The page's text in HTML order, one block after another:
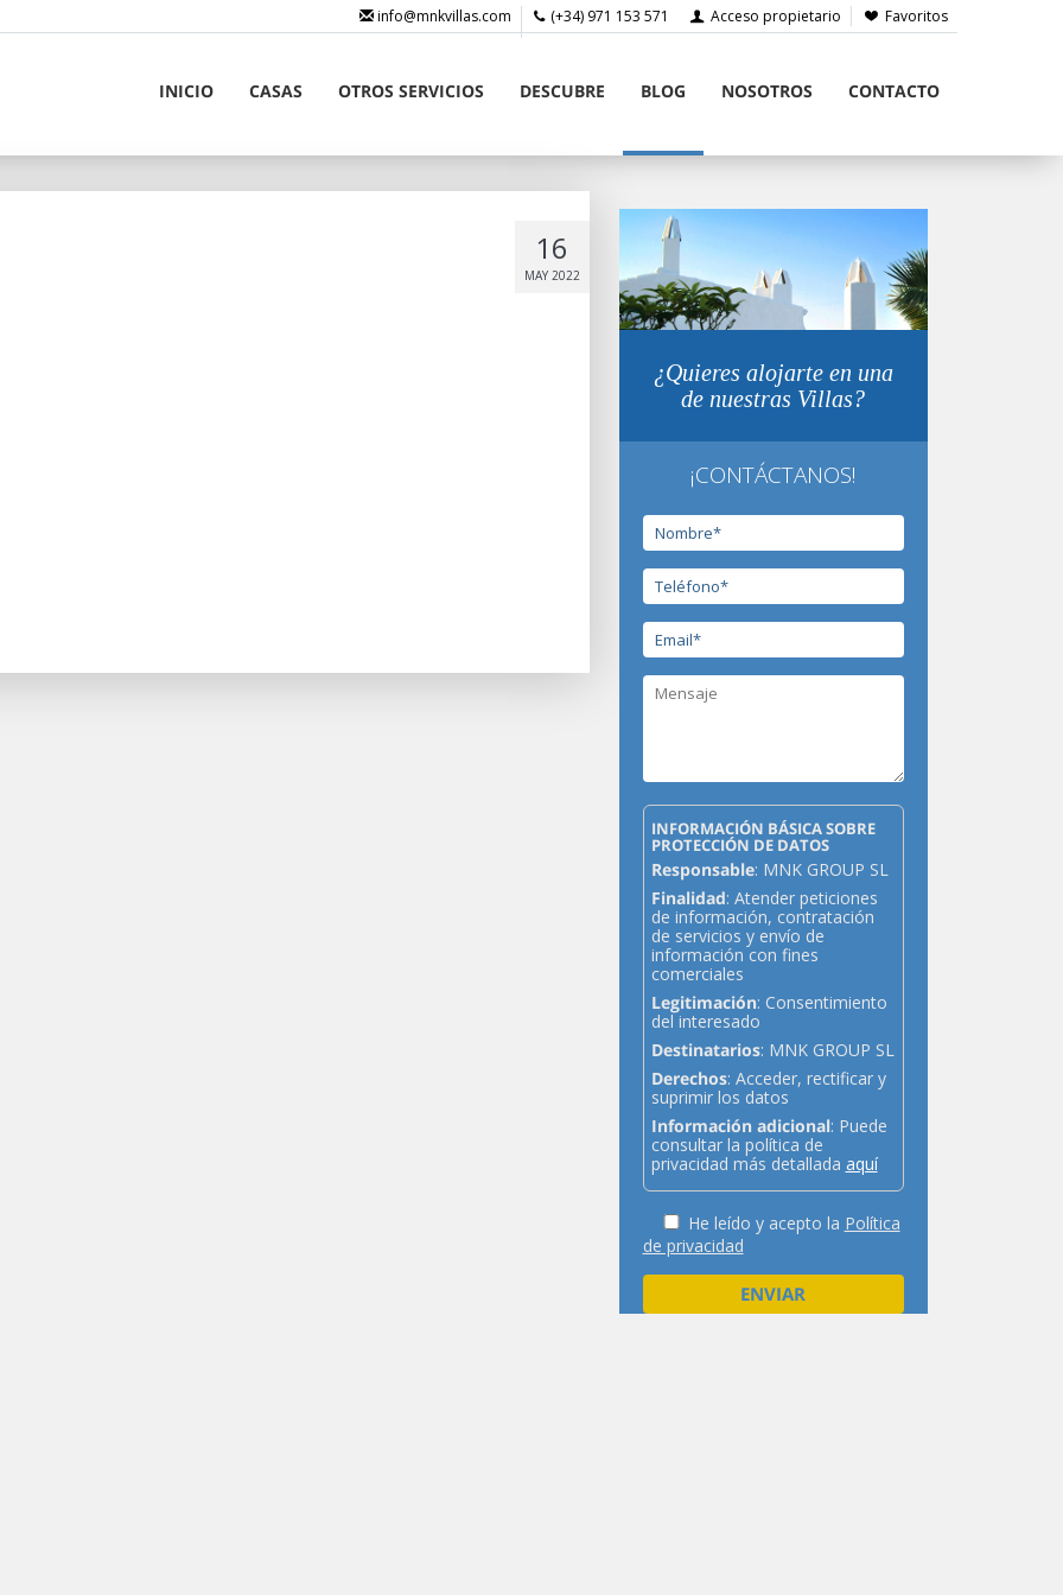
Favoritos
Acceso propietario
(+34) 971 153 571
info@mnkvillas.com
INICIO CASAS OTROS SERVICIOS DESCUBRE BLOG NOSOTROS CONTACTO
16
MAY 2022
¿Quieres alojarte en una
de nuestras Villas?
¡CONTÁCTANOS!
INFORMACIÓN BÁSICA SOBRE
PROTECCIÓN DE DATOS
Responsable: MNK GROUP SL
Finalidad: Atender peticiones
de información, contratación
de servicios y envío de
información con fines
comerciales
Legitimación: Consentimiento
del interesado
Destinatarios: MNK GROUP SL
Derechos: Acceder, rectificar y
suprimir los datos
Información adicional: Puede
consultar la política de
privacidad más detallada aquí
He leído y acepto la Política
de privacidad